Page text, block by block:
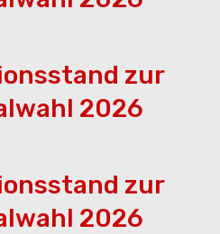
zur
2026
zur
2026